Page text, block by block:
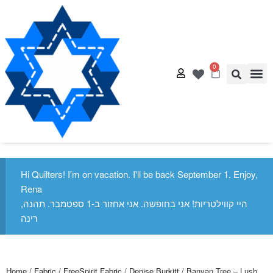
0
Hi Quilters! I'm on vacation. I'll be back September 1. Enjoy,
Rena
היי קווילטריות! אני בחופשה. אני אחזור ב-1 ספטמבר. תהנה,
רינה
Home / Fabric / FreeSpirit Fabric / Denise Burkitt / Banyan Tree – Lush